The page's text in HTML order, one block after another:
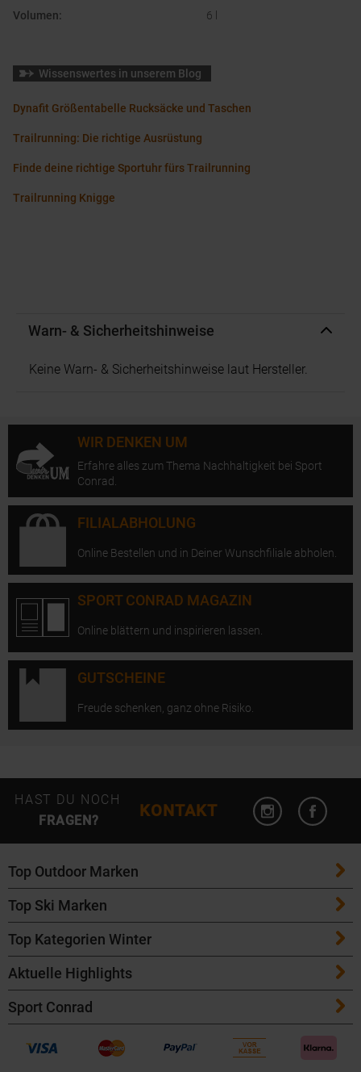
Volumen: 6 l
Wissenswertes in unserem Blog
Dynafit Größentabelle Rucksäcke und Taschen
Trailrunning: Die richtige Ausrüstung
Finde deine richtige Sportuhr fürs Trailrunning
Trailrunning Knigge
Warn- & Sicherheitshinweise
Keine Warn- & Sicherheitshinweise laut Hersteller.
WIR DENKEN UM
Erfahre alles zum Thema Nachhaltigkeit bei Sport
Conrad.
FILIALABHOLUNG
Online Bestellen und in Deiner Wunschfiliale abholen.
SPORT CONRAD MAGAZIN
Online blättern und inspirieren lassen.
GUTSCHEINE
Freude schenken, ganz ohne Risiko.
HAST DU NOCH
FRAGEN?
KONTAKT
Instagram
Top Outdoor Marken
Patagonia
Maloja
Salomon
Icebreaker
Garmin
Top Ski Marken
ATK Bindungen
K2 Ski
Völkl Ski
Fischer Ski
Top Kategorien Winter
Ski
Skitouren Ski
Langlaufski
Aktuelle Highlights
Maloja Fahrradbekleidung
Bike Helme von POC
Sport Conrad
Kontakt